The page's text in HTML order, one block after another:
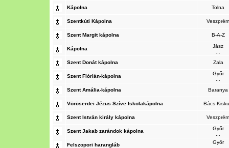
Kápolna
Tolna
Szentkúti Kápolna Veszprém
Szent Margit kápolna B-A-Z
Kápolna
Jász
Szent Donát kápolna
Zala
Szent Flórián-kápolna
Győr
Szent Amália-kápolna
Baranya
Vöröserdei Jézus Szíve Iskolakápolna Bács-
Szent István király kápolna Veszprém
Szent Jakab zarándok kápolna
Győr
Felszopori harangláb
Győr